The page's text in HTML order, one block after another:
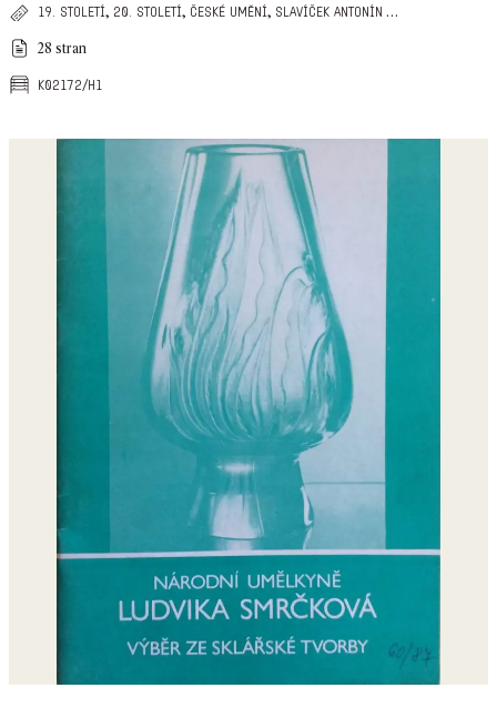
19. století, 20. století, české umění, slavíček antonín …
28 stran
k02172/h1